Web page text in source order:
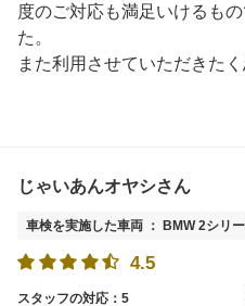
度のご対応も満足いけるも
た。
また利用させていただきたく
じゃいあんオヤシさん
車検を実施した車両 ： BMW 2シリ
4.5
スタッフの対応：5